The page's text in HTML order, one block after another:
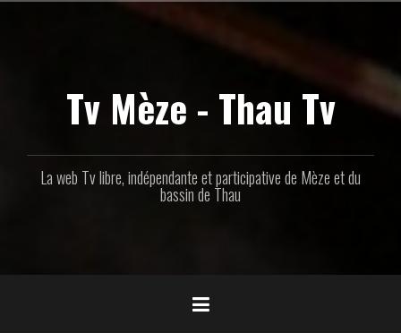
Tv Mèze - Thau Tv
La web Tv libre, indépendante et participative de Mèze et du
bassin de Thau